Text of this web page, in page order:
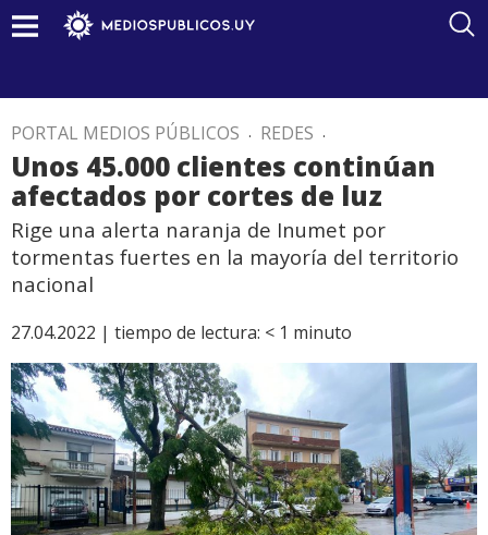
PORTAL MEDIOS PÚBLICOS . REDES .
Unos 45.000 clientes continúan
afectados por cortes de luz
Rige una alerta naranja de Inumet por
tormentas fuertes en la mayoría del territorio
nacional
27.04.2022 | tiempo de lectura: < 1 minuto